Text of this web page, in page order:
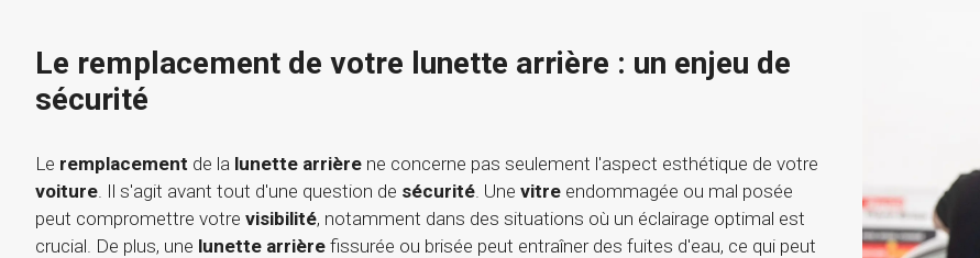
Le remplacement de votre lunette arrière : un enjeu de
sécurité
Le remplacement de la lunette arrière ne concerne pas seulement l'aspect esthétique de votre
voiture. Il s'agit avant tout d'une question de sécurité. Une vitre endommagée ou mal posée
peut compromettre votre visibilité, notamment dans des situations où un éclairage optimal est
crucial. De plus, une lunette arrière fissurée ou brisée peut entraîner des fuites d'eau, ce qui peut